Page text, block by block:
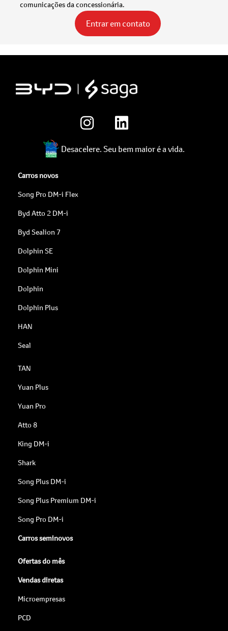
comunicações da concessionária.
Entrar em contato
Desacelere. Seu bem maior é a vida.
Carros novos
Song Pro DM-i Flex
Byd Atto 2 DM-i
Byd Sealion 7
Dolphin SE
Dolphin Mini
Dolphin
Dolphin Plus
HAN
Seal
TAN
Yuan Plus
Yuan Pro
Atto 8
King DM-i
Shark
Song Plus DM-i
Song Plus Premium DM-i
Song Pro DM-i
Carros seminovos
Ofertas do mês
Vendas diretas
Microempresas
PCD